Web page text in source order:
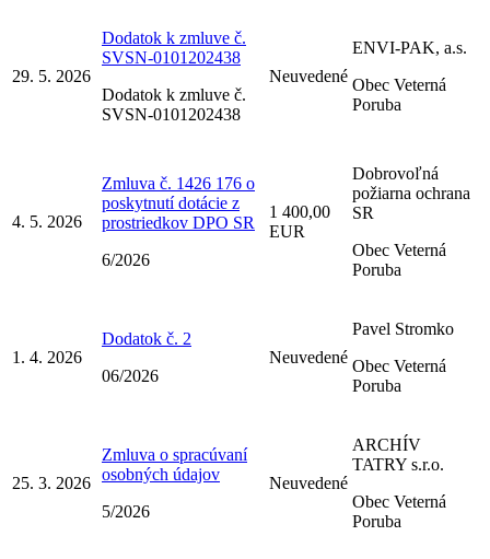
29. 5. 2026
Dodatok k zmluve č.
SVSN-0101202438
Dodatok k zmluve č.
SVSN-0101202438
Neuvedené
ENVI-PAK, a.s.
Obec Veterná
Poruba
4. 5. 2026
Zmluva č. 1426 176 o
poskytnutí dotácie z
prostriedkov DPO SR
6/2026
1 400,00
EUR
Dobrovoľná
požiarna ochrana
SR
Obec Veterná
Poruba
1. 4. 2026
Dodatok č. 2
06/2026
Neuvedené
Pavel Stromko
Obec Veterná
Poruba
25. 3. 2026
Zmluva o spracúvaní
osobných údajov
5/2026
Neuvedené
ARCHÍV
TATRY s.r.o.
Obec Veterná
Poruba